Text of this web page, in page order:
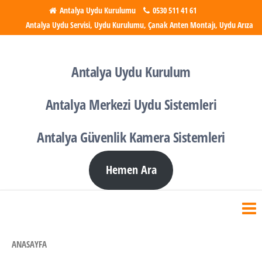
atla
Antalya Uydu Kurulumu
0530 511 41 61
Antalya Uydu Servisi, Uydu Kurulumu, Çanak Anten Montajı, Uydu Arıza
Antalya Uydu Kurulum
Antalya Merkezi Uydu Sistemleri
Antalya Güvenlik Kamera Sistemleri
Hemen Ara
ANASAYFA